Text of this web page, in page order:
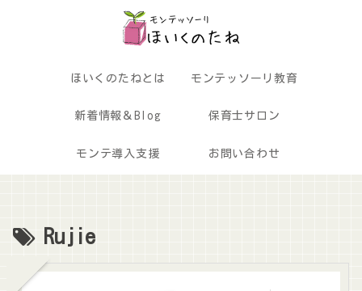
ほいくのたねとは モンテッソーリ教育
新着情報＆Blog 保育士サロン
モンテ導入支援 お問い合わせ
Rujie